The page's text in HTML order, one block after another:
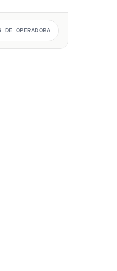
DE OPERADORA